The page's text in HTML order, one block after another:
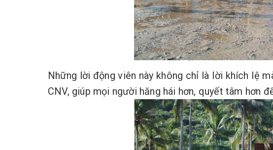
Những lời động viên này không chỉ là lời khích lệ
CNV, giúp mọi người hăng hái hơn, quyết tâm hơn